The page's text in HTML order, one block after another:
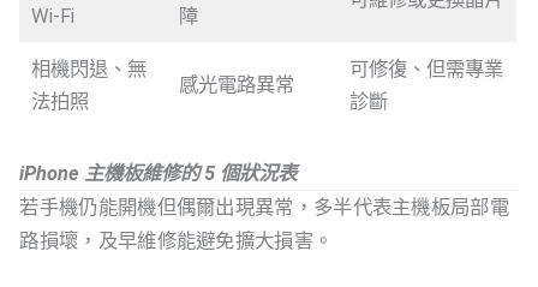
Wi-Fi 障
相機閃退、無
法拍照
感光電路異常
可修復、但需專業
診斷
iPhone 主機板維修的 5 個狀況表
若手機仍能開機但偶爾出現異常，多半代表主機板局部電
路損壞，及早維修能避免擴大損害。